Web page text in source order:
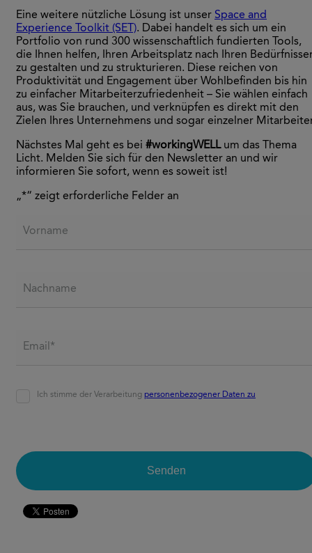
Eine weitere nützliche Lösung ist unser Space and
Experience Toolkit (SET). Dabei handelt es sich um ein
Portfolio von rund 300 wissenschaftlich fundierten Tools,
die Ihnen helfen, Ihren Arbeitsplatz nach Ihren
zu gestalten und zu strukturieren. Diese reichen von
Produktivität und Engagement über Wohlbefinden bis hin
zu einfacher Mitarbeiterzufriedenheit – Sie wählen einfach
aus, was Sie brauchen, und verknüpfen es direkt mit den
Zielen Ihres Unternehmens und sogar einzelner
Nächstes Mal geht es bei #workingWELLum das Thema
Licht. Melden Sie sich für den Newsletter an und wir
informieren Sie sofort, wenn es soweit ist!
„*“ zeigt erforderliche Felder an
Agreement*
Ich stimme der Verarbeitung personenbezogener Daten zu
Senden